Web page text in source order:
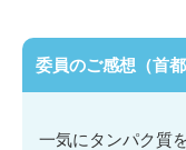
委員のご感想（首都
一気にタンパク質